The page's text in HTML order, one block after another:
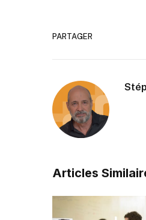
PARTAGER
Articles